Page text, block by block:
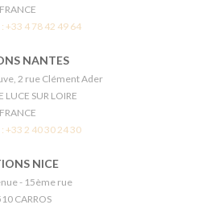
FRANCE
+33 4 78 42 49 64
NANTES
2 rue Clément Ader
LUCE SUR LOIRE
FRANCE
+33 2 40 30 24 30
NICE
- 15ème rue
CARROS